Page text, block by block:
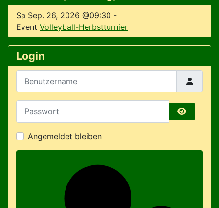
Sa Sep. 26, 2026 @09:30 -
Event Volleyball-Herbstturnier
Login
Passwort
Angemeldet bleiben